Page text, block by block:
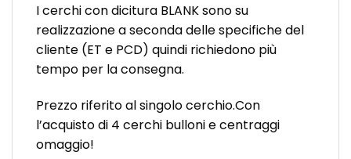
I cerchi con dicitura BLANK sono su
realizzazione a seconda delle specifiche del
cliente (ET e PCD) quindi richiedono più
tempo per la consegna.
Prezzo riferito al singolo cerchio.Con
l’acquisto di 4 cerchi bulloni e centraggi
omaggio!